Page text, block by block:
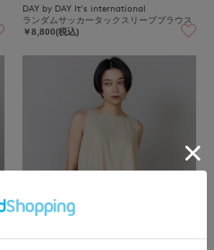
DAY by DAY It's international
ランダムサッカータックスリーブブラウス
￥8,800(税込)